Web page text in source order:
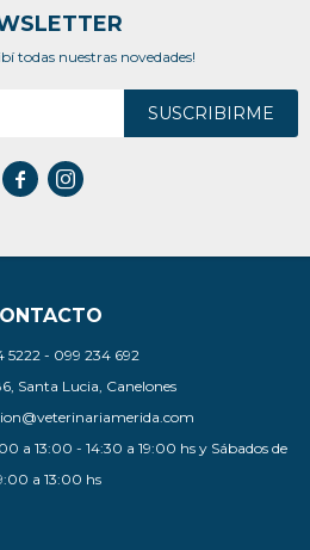
5222 - 099 234 692
Santa Lucia, Canelones
a 13:00 - 14:30 a 19:00 hs y Sábados de
a 13:00 hs
todas nuestras novedades!
SUSCRIBIRME
 